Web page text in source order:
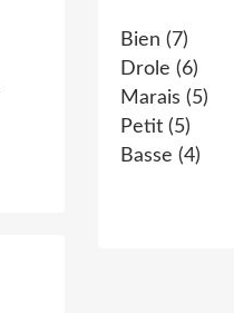
Bien (7)
Drole (6)
Marais (5)
Petit (5)
Basse (4)